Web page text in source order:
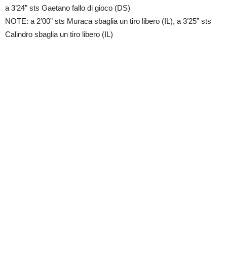
a 3’24” sts Gaetano fallo di gioco (DS)
NOTE: a 2’00” sts Muraca sbaglia un tiro libero (IL), a 3’25” sts
Calindro sbaglia un tiro libero (IL)